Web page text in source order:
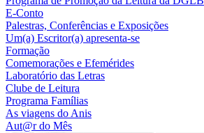
E-Conto
Palestras, Conferências e Exposições
Um(a) Escritor(a) apresenta-se
Formação
Comemorações e Efemérides
Laboratório das Letras
Clube de Leitura
Programa Famílias
As viagens do Anis
Aut@r do Mês